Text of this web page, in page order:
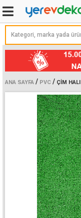
ANA SAYFA / PVC / ÇIM HALI